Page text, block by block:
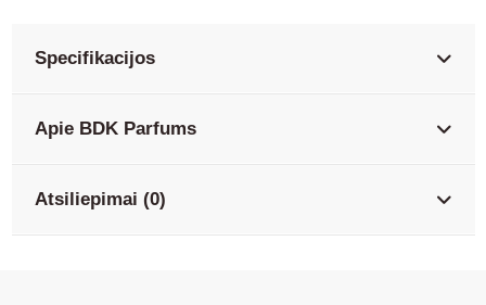
Specifikacijos
Apie BDK Parfums
Atsiliepimai (0)